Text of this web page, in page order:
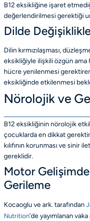
B12 eksikliğine işaret
değerlendirilmesi gerektiği
Dilde
Dilin kırmızılaşması,
eksikliğiyle ilişkili özgün ama
hücre yenilenmesi
eksikliğinde etkilenmesi
Nörolojik ve
B12 eksikliğinin nörolojik
çocuklarda en dikkat
kılıfının korunması ve sinir
gereklidir.
Motor
Gerileme
Kocaoglu ve ark. tarafından
Nutrition'de yayımlanan